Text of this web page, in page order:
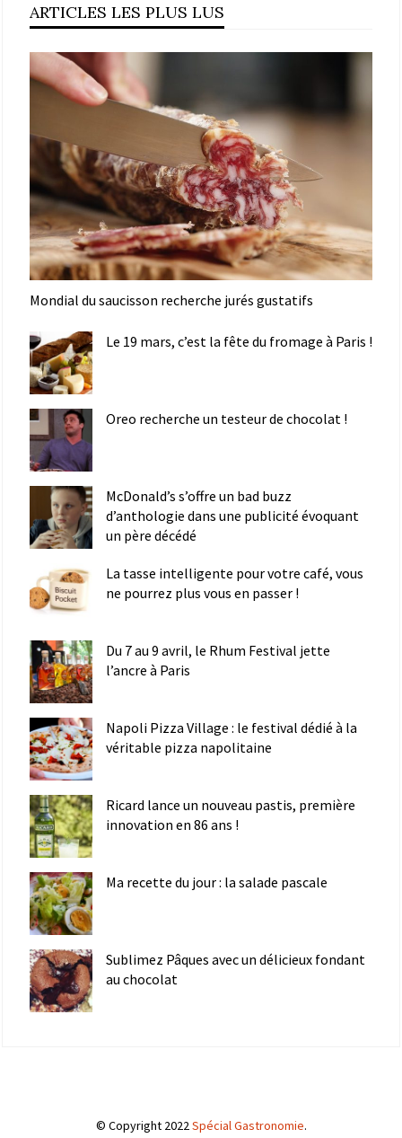
ARTICLES LES PLUS LUS
Mondial du saucisson recherche jurés gustatifs
Le 19 mars, c’est la fête du fromage à Paris !
Oreo recherche un testeur de chocolat !
McDonald’s s’offre un bad buzz
d’anthologie dans une publicité évoquant
un père décédé
La tasse intelligente pour votre café, vous
ne pourrez plus vous en passer !
Du 7 au 9 avril, le Rhum Festival jette
l’ancre à Paris
Napoli Pizza Village : le festival dédié à la
véritable pizza napolitaine
Ricard lance un nouveau pastis, première
innovation en 86 ans !
Ma recette du jour : la salade pascale
Sublimez Pâques avec un délicieux fondant
au chocolat
© Copyright 2022Spécial Gastronomie.